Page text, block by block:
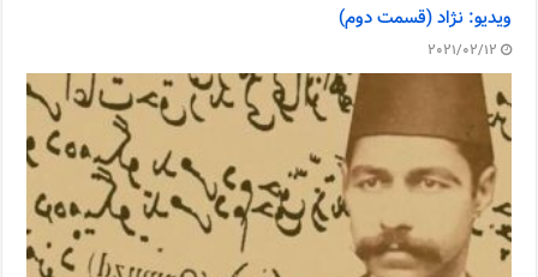
ویدیو: نژاد (قسمت دوم)
2021/02/12